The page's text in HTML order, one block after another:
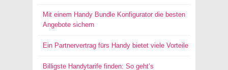
Mit einem Handy Bundle Konfigurator die besten
Angebote sichern
Ein Partnervertrag fürs Handy bietet viele Vorteile
Billigste Handytarife finden: So geht’s